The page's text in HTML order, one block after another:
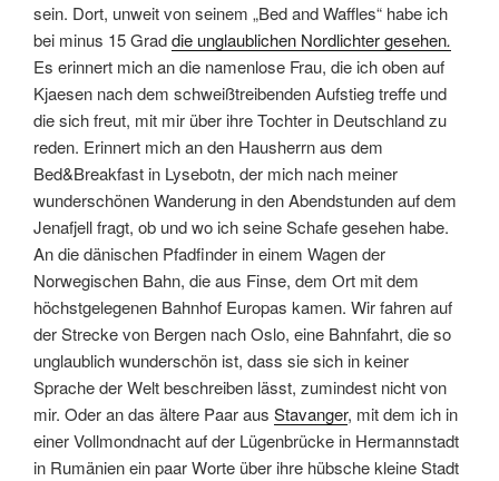
sein. Dort, unweit von seinem „Bed and Waffles“ habe ich
bei minus 15 Graddie unglaublichen Nordlichter gesehen.
Es erinnert mich an die namenlose Frau, die ich oben auf
Kjaesen nach dem schweißtreibenden Aufstieg treffe und
die sich freut, mit mir über ihre Tochter in Deutschland zu
reden. Erinnert mich an den Hausherrn aus dem
Bed&Breakfast in Lysebotn, der mich nach meiner
wunderschönen Wanderung in den Abendstunden auf dem
Jenafjell fragt, ob und wo ich seine Schafe gesehen habe.
An die dänischen Pfadfinder in einem Wagen der
Norwegischen Bahn, die aus Finse, dem Ort mit dem
höchstgelegenen Bahnhof Europas kamen. Wir fahren auf
der Strecke von Bergen nach Oslo, eine Bahnfahrt, die so
unglaublich wunderschön ist, dass sie sich in keiner
Sprache der Welt beschreiben lässt, zumindest nicht von
mir. Oder an das ältere Paar aus Stavanger, mit dem ich in
einer Vollmondnacht auf der Lügenbrücke in Hermannstadt
in Rumänien ein paar Worte über ihre hübsche kleine Stadt